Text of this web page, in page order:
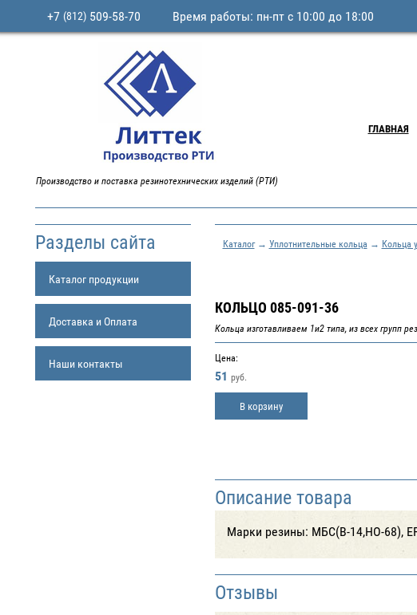
+7 (812)509-58-70 Время работы: пн-пт с 10:00 до 18:00
Производство и поставка резинотехнических изделий (РТИ)
ГЛАВНАЯ
Разделы сайта
Каталог продукции
Доставка и Оплата
Наши контакты
Каталог→ Уплотнительные кольца → Кольца
КОЛЬЦО 085-091-36
Кольца изготавливаем 1и2 типа, из всех групп
Цена:
51 руб.
В корзину
Описание товара
Марки резины: МБС(В-14,НО-68),
Отзывы